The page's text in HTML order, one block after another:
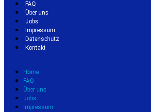
FAQ
Über uns
Jobs
Impressum
Datenschutz
Kontakt
Home
FAQ
Über uns
Jobs
Impressum